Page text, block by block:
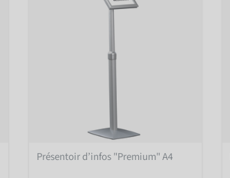
Présentoir d’infos "Premium" A4